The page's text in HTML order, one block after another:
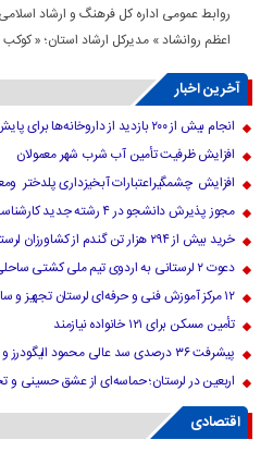
روابط عمومی اداره کل فرهنگ و ارشاد
اعظم روانشاد » مدیرکل ارشاد استان؛ « کوکب
آخرین اخبار
انجام بیش از ۲۰۰ بازدید از داروخانه‌ها برای پایش وضعیت دارویی لرستان
افزایش ظرفیت تأمین آب شرب شهر معمولان
افزایش چشمگیراعتبارات آبخیزداری پلدختر
مجوز پذیرش دانشجو در ۴ رشته جدید کارشناسی‌ارشد دانشگاه لرستان صادر شد
خرید بیش از ۲۹۴ هزار تن گندم از کشاورزان لرستان
دعوت ۲ لرستانی به اردوی تیم ملی کشتی ساحلی
۱۲ مرکز آموزش فنی و حرفه‌ای لرستان تجهیز و ساماندهی شد
تأمین مسکن برای ۱۲۱ خانواده نیازمند
پیشرفت ۳۶ درصدی سد عالی محمود الیگودرز و چشم‌انداز بهره‌برداری درسال۱۴۰۷
اربعین در لرستان؛ حماسه‌ای از عشق حسینی و
اقتصادی